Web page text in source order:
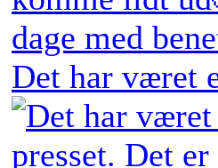
Det har været